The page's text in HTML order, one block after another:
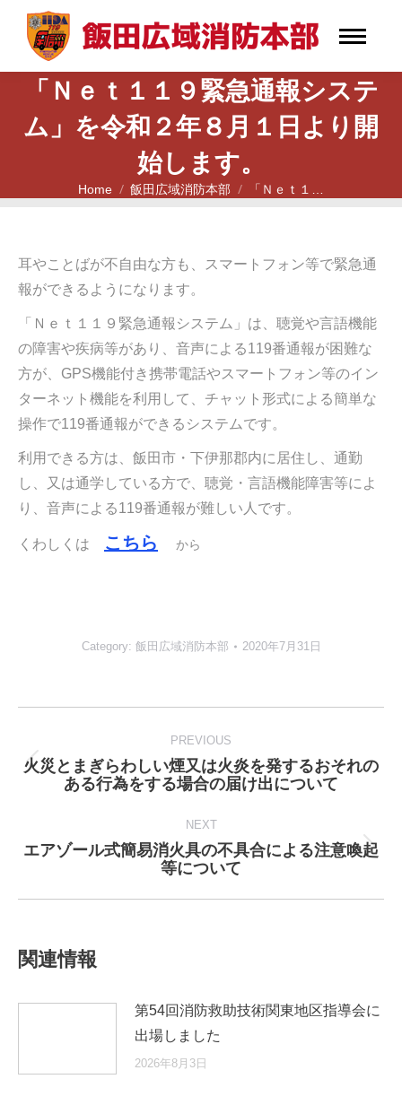
「Ｎｅｔ１１９緊急通報システ
ム」を令和２年８月１日より開
始します。
You are here:
Home 飯田広域消防本部 「Ｎｅｔ１…
耳やことばが不自由な方も、スマートフォン等で緊急通
報ができるようになります。
「Ｎｅｔ１１９緊急通報システム」は、聴覚や言語機能
の障害や疾病等があり、音声による119番通報が困難な
方が、GPS機能付き携帯電話やスマートフォン等のイン
ターネット機能を利用して、チャット形式による簡単な
操作で119番通報ができるシステムです。
利用できる方は、飯田市・下伊那郡内に居住し、通勤
し、又は通学している方で、聴覚・言語機能障害等によ
り、音声による119番通報が難しい人です。
くわしくは こちら から
Category: 飯田広域消防本部 2020年7月31日
navigation
PREVIOUS
Previous
post:
火災とまぎらわしい煙又は火炎を発するおそれの
ある行為をする場合の届け出について
NEXT
Next
エアゾール式簡易消火具の不具合による注意喚起
等について
関連情報
第54回消防救助技術関東地区指導会に
出場しました
2026年8月3日